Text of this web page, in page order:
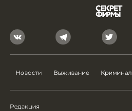
Новости Выживание Криминал
Редакция